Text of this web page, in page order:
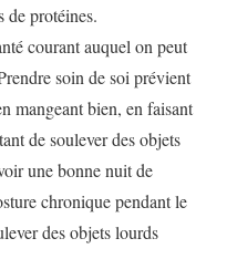
de protéines.
courant auquel on peut
soin de soi prévient
mangeant bien, en faisant
de soulever des objets
une bonne nuit de
chronique pendant le
des objets lourds